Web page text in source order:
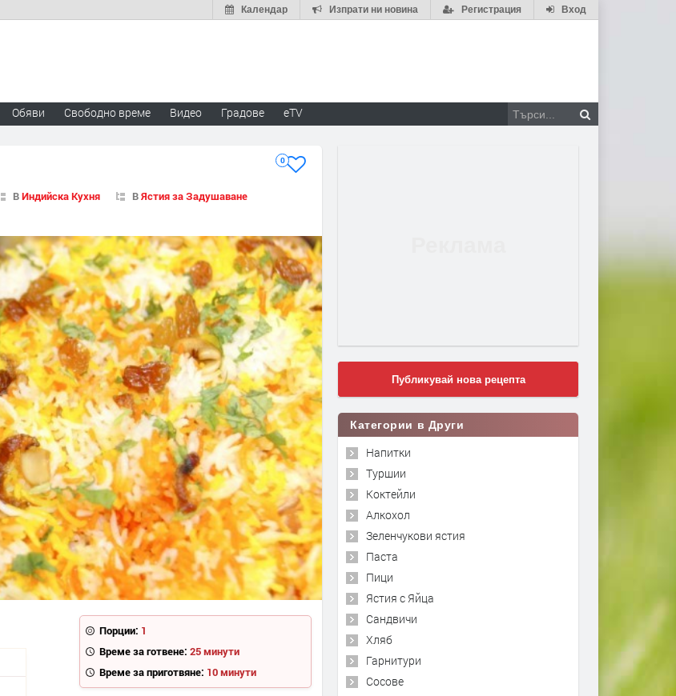
Вход
Регистрация
Изпрати ни новина
Календар
Обяви Свободно време Видео Градове eTV
0
ВИндийска Кухня ВЯстия за Задушаване
Порции: 1
Време за готвене: 25 минути
Време за приготвяне: 10 минути
Публикувай нова рецепта
Категории в Други
Напитки
Туршии
Коктейли
Алкохол
Зеленчукови ястия
Паста
Пици
Ястия с Яйца
Сандвичи
Хляб
Гарнитури
Сосове